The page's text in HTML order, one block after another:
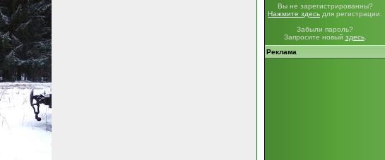
Вы не зарегистрированны?
Нажмите здесь для регистрации.
Забыли пароль?
Запросите новый здесь.
Реклама